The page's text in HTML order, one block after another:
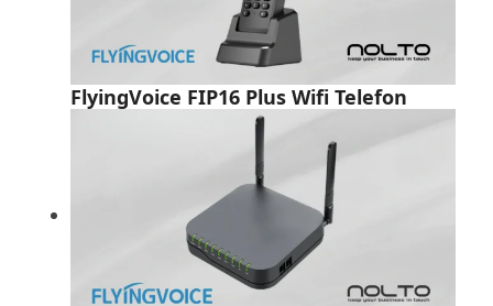
FlyingVoice FIP16 Plus Wifi Telefon